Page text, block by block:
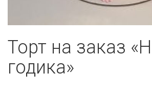
Торт на заказ
годика»